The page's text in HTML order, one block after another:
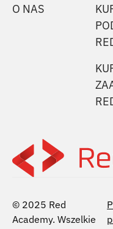
O NAS
© 2025 Red
Academy. Wszelkie